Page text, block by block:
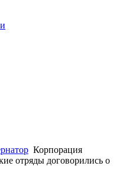
Корпорация
отряды договорились о